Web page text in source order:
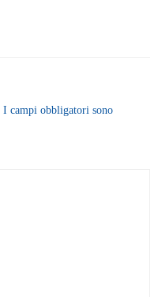
I campi obbligatori sono